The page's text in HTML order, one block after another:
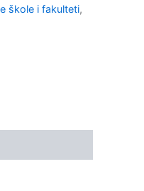
škole i fakulteti,